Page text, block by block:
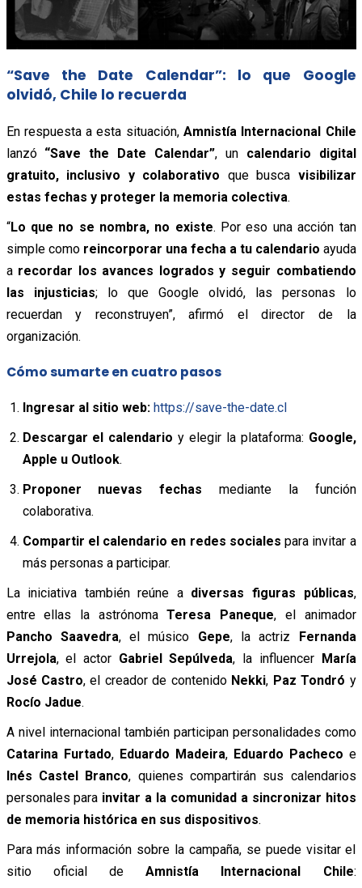
“Save the Date Calendar”: lo que Google
olvidó, Chile lo recuerda
En respuesta a esta situación, Amnistía Internacional Chile
lanzó “Save the Date Calendar”, un calendario digital
gratuito, inclusivo y colaborativo que busca visibilizar
estas fechas y proteger la memoria colectiva.
“Lo que no se nombra, no existe. Por eso una acción tan
simple como reincorporar una fecha a tu calendario ayuda
a recordar los avances logrados y seguir combatiendo
las injusticias; lo que Google olvidó, las personas lo
recuerdan y reconstruyen”, afirmó el director de la
organización.
Cómo sumarte en cuatro pasos
Ingresar al sitio web: https://save-the-date.cl
Descargar el calendario y elegir la plataforma: Google,
Apple u Outlook.
Proponer nuevas fechas mediante la función
colaborativa.
Compartir el calendario en redes sociales para invitar a
más personas a participar.
La iniciativa también reúne a diversas figuras públicas,
entre ellas la astrónomaTeresa Paneque, el animador
Pancho Saavedra, el músico Gepe, la actriz Fernanda
Urrejola, el actor Gabriel Sepúlveda, la influencer María
José Castro, el creador de contenido Nekki, Paz Tondró y
Rocío Jadue.
A nivel internacional también participan personalidades como
Catarina Furtado, Eduardo Madeira, Eduardo Pacheco e
Inés Castel Branco, quienes compartirán sus calendarios
personales para invitar a la comunidad a sincronizar hitos
de memoria histórica en sus dispositivos.
Para más información sobre la campaña, se puede visitar el
sitio oficial deAmnistía Internacional Chile: